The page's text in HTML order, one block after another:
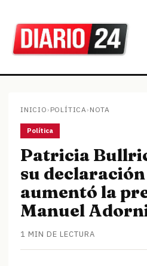
INICIO› POLÍTICA› NOTA
Política
Patricia
su
aumentó la
Manuel
1 MIN DE LECTURA